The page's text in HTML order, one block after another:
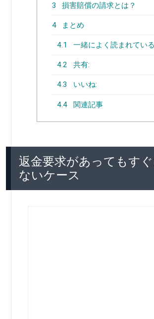
3 損害賠償の請求とは？
4 まとめ
4.1 一緒によく読まれてい
4.2 共有:
4.3 いいね:
4.4 関連記事
返金要求があってもす
ないケース